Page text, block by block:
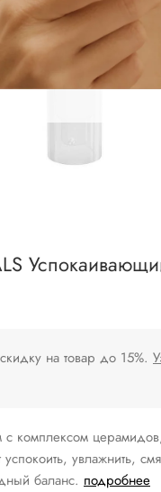
на товар до 15%.
комплексом
успокоить, увлажнить,
баланс. подробнее